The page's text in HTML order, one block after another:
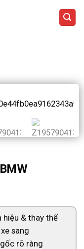
hiệu & thay thế
sang
rõ ràng